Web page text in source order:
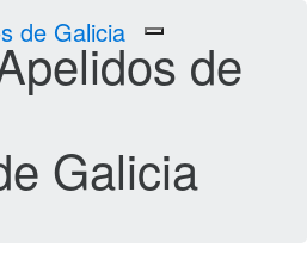
Toggle
navigation
Galicia